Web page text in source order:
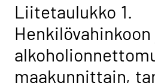
Liitetaulukko 1.
maakunnittain,